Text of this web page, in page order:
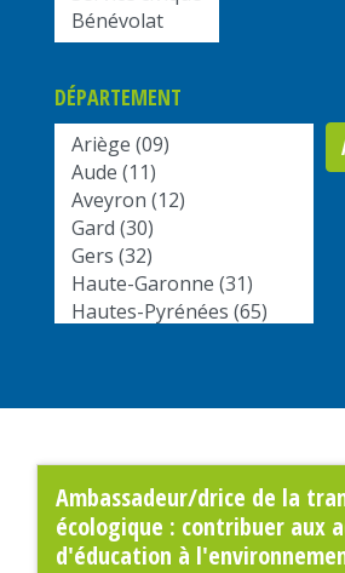
DÉPARTEMENT
Ambassadeur/drice de la
écologique : contribuer aux
d'éducation à